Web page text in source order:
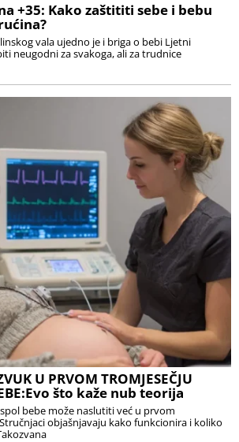
+35: Kako zaštititi sebe i bebu
vala ujedno je i briga o bebi Ljetni
neugodni za svakoga, ali za trudnice
U PRVOM TROMJESEČJU
što kaže nub teorija
bebe može naslutiti već u prvom
objašnjavaju kako funkcionira i koliko